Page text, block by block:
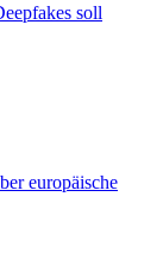
soll
europäische